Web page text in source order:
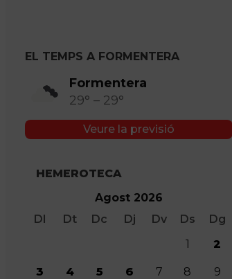
EL TEMPS A FORMENTERA
Formentera
29° – 29°
Veure la previsió
HEMEROTECA
Agost 2026
Dl
Dt Dc Dj Dv Ds
Dg
1
2
3 4 5 6 7 8 9